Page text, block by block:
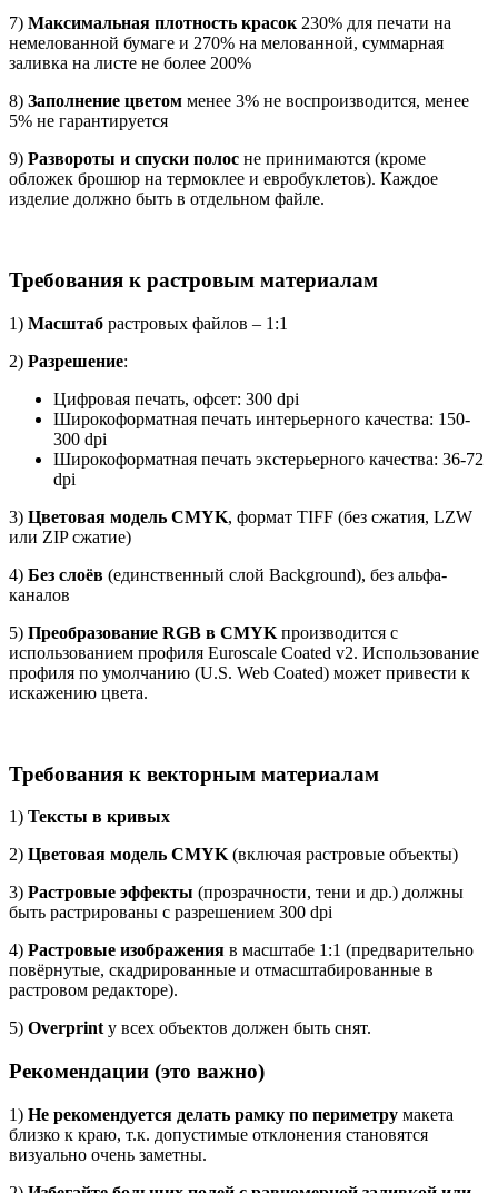
7) Максимальная плотность красок230% для печати на
немелованной бумаге и 270% на мелованной, суммарная
заливка на листе не более 200%
8) Заполнение цветом менее 3% не воспроизводится, менее
5% не гарантируется
9) Развороты и спуски полос не принимаются (кроме
обложек брошюр на термоклее и евробуклетов). Каждое
изделие должно быть в отдельном файле.
Требования к растровым материалам
1) Масштаб растровых файлов – 1:1
2) Разрешение:
Цифровая печать, офсет: 300 dpi
Широкоформатная печать интерьерного качества: 150-
300 dpi
Широкоформатная печать экстерьерного качества: 36-72
dpi
3) Цветовая модель CMYK, формат TIFF (без сжатия, LZW
или ZIP сжатие)
4) Без слоёв (единственный слой Background), без альфа-
каналов
5) Преобразование RGB в CMYK производится с
использованием профиля Euroscale Coated v2. Использование
профиля по умолчанию (U.S. Web Coated) может привести к
искажению цвета.
Требования к векторным материалам
1) Тексты в кривых
2) Цветовая модель CMYK (включая растровые объекты)
3) Растровые эффекты (прозрачности, тени и др.) должны
быть растрированы с разрешением 300 dpi
4) Растровые изображения в масштабе 1:1 (предварительно
повёрнутые, скадрированные и отмасштабированные в
растровом редакторе).
5) Overprint у всех объектов должен быть снят.
Рекомендации (это важно)
1) Не рекомендуется делать рамку по периметру макета
близко к краю, т.к. допустимые отклонения становятся
визуально очень заметны.